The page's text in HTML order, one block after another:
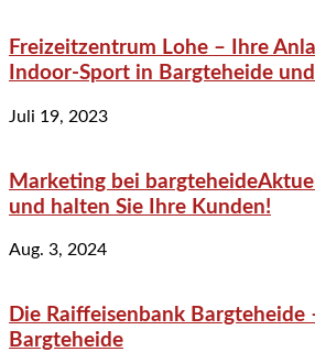
Freizeitzentrum Lohe – Ihre
Indoor-Sport in Bargteheide
Juli 19, 2023
Marketing bei
und halten Sie Ihre Kunden!
Aug. 3, 2024
Die Raiffeisenbank Bargteheide
Bargteheide